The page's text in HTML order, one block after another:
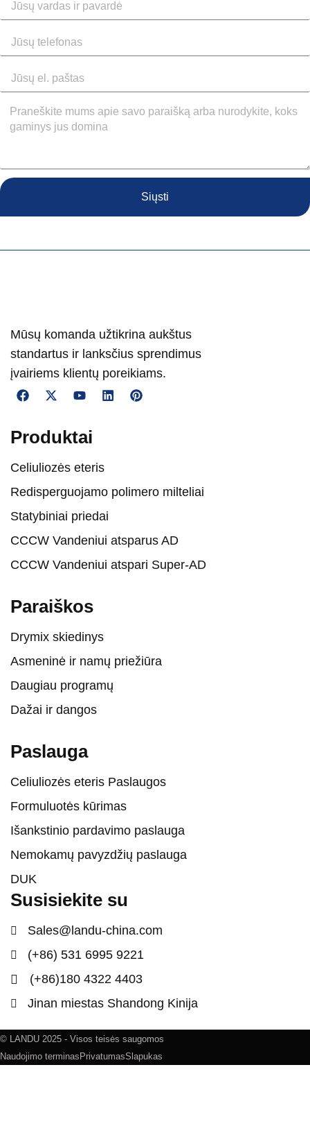
Siųsti
Mūsų komanda užtikrina aukštus
standartus ir lanksčius sprendimus
įvairiems klientų poreikiams.
Produktai
Celiuliozės eteris
Redisperguojamo polimero milteliai
Statybiniai priedai
CCCW Vandeniui atsparus AD
CCCW Vandeniui atspari Super-AD
Paraiškos
Drymix skiedinys
Asmeninė ir namų priežiūra
Daugiau programų
Dažai ir dangos
Paslauga
Celiuliozės eteris Paslaugos
Formuluotės kūrimas
Išankstinio pardavimo paslauga
Nemokamų pavyzdžių paslauga
DUK
Susisiekite su
Sales@landu-china.com
(+86) 531 6995 9221
(+86)180 4322 4403
Jinan miestas Shandong Kinija
© LANDU 2025 - Visos teisės saugomos
Naudojimo terminas PrivatumasSlapukas